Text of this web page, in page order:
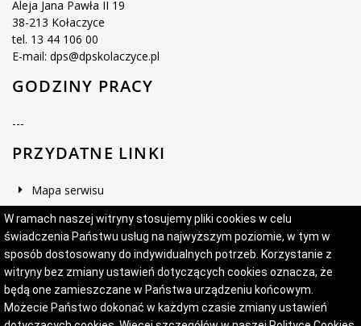
W ramach naszej witryny stosujemy pliki cookies w celu
świadczenia Państwu usług na najwyższym poziomie, w tym w
sposób dostosowany do indywidualnych potrzeb. Korzystanie z
witryny bez zmiany ustawień dotyczących cookies oznacza, że
będą one zamieszczane w Państwa urządzeniu końcowym.
Możecie Państwo dokonać w każdym czasie zmiany ustawień
Aleja Jana Pawła II 19
38-213 Kołaczyce
tel. 13 44 106 00
E-mail: dps@dpskolaczyce.pl
GODZINY PRACY
---
PRZYDATNE LINKI
Mapa serwisu
Deklaracja dostępności
Projekt i wykonanie:Logonet Sp. z o.o.